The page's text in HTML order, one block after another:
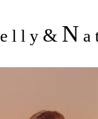
e l l y & N a